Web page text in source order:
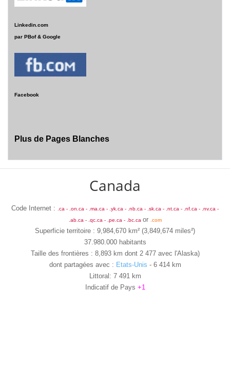
Linkedin.com
par PBof & Google
Facebook
Plus de Pages Blanches
Canada
Code Internet : .ca - .on.ca - .ma.ca - .yk.ca - .nb.ca - .sk.ca - .nt.ca - .nf.ca - .nv.ca -
.ab.ca - .qc.ca - .pe.ca - .bc.ca or .com
Superficie territoire : 9,984,670 km² (3,849,674 miles²)
37.980.000 habitants
Taille des frontières : 8,893 km dont 2 477 avec l'Alaska)
dont partagées avec : Etats-Unis - 6 414 km
Littoral: 7 491 km
Indicatif de Pays +1